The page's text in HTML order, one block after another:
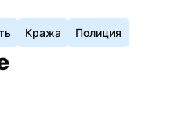
Кража Полиция